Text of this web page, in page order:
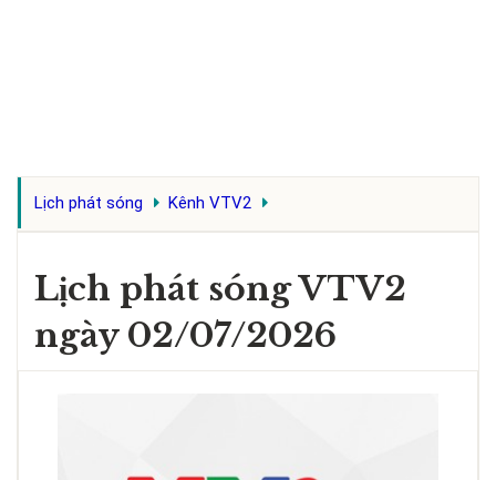
Lịch phát sóng Kênh VTV2
Lịch phát sóng VTV2
ngày 02/07/2026